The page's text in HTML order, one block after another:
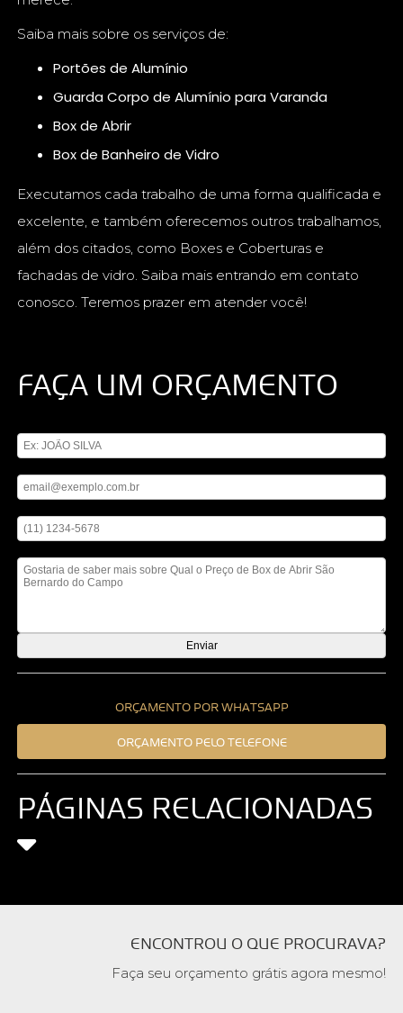
Saiba mais sobre os serviços de:
Portões de Alumínio
Guarda Corpo de Alumínio para Varanda
Box de Abrir
Box de Banheiro de Vidro
Executamos cada trabalho de uma forma qualificada e
excelente, e também oferecemos outros trabalhamos,
além dos citados, como Boxes e Coberturas e
fachadas de vidro. Saiba mais entrando em contato
conosco. Teremos prazer em atender você!
FAÇA UM ORÇAMENTO
ORÇAMENTO POR WHATSAPP
ORÇAMENTO PELO TELEFONE
PÁGINAS RELACIONADAS
ENCONTROU O QUE PROCURAVA?
Faça seu orçamento grátis agora mesmo!